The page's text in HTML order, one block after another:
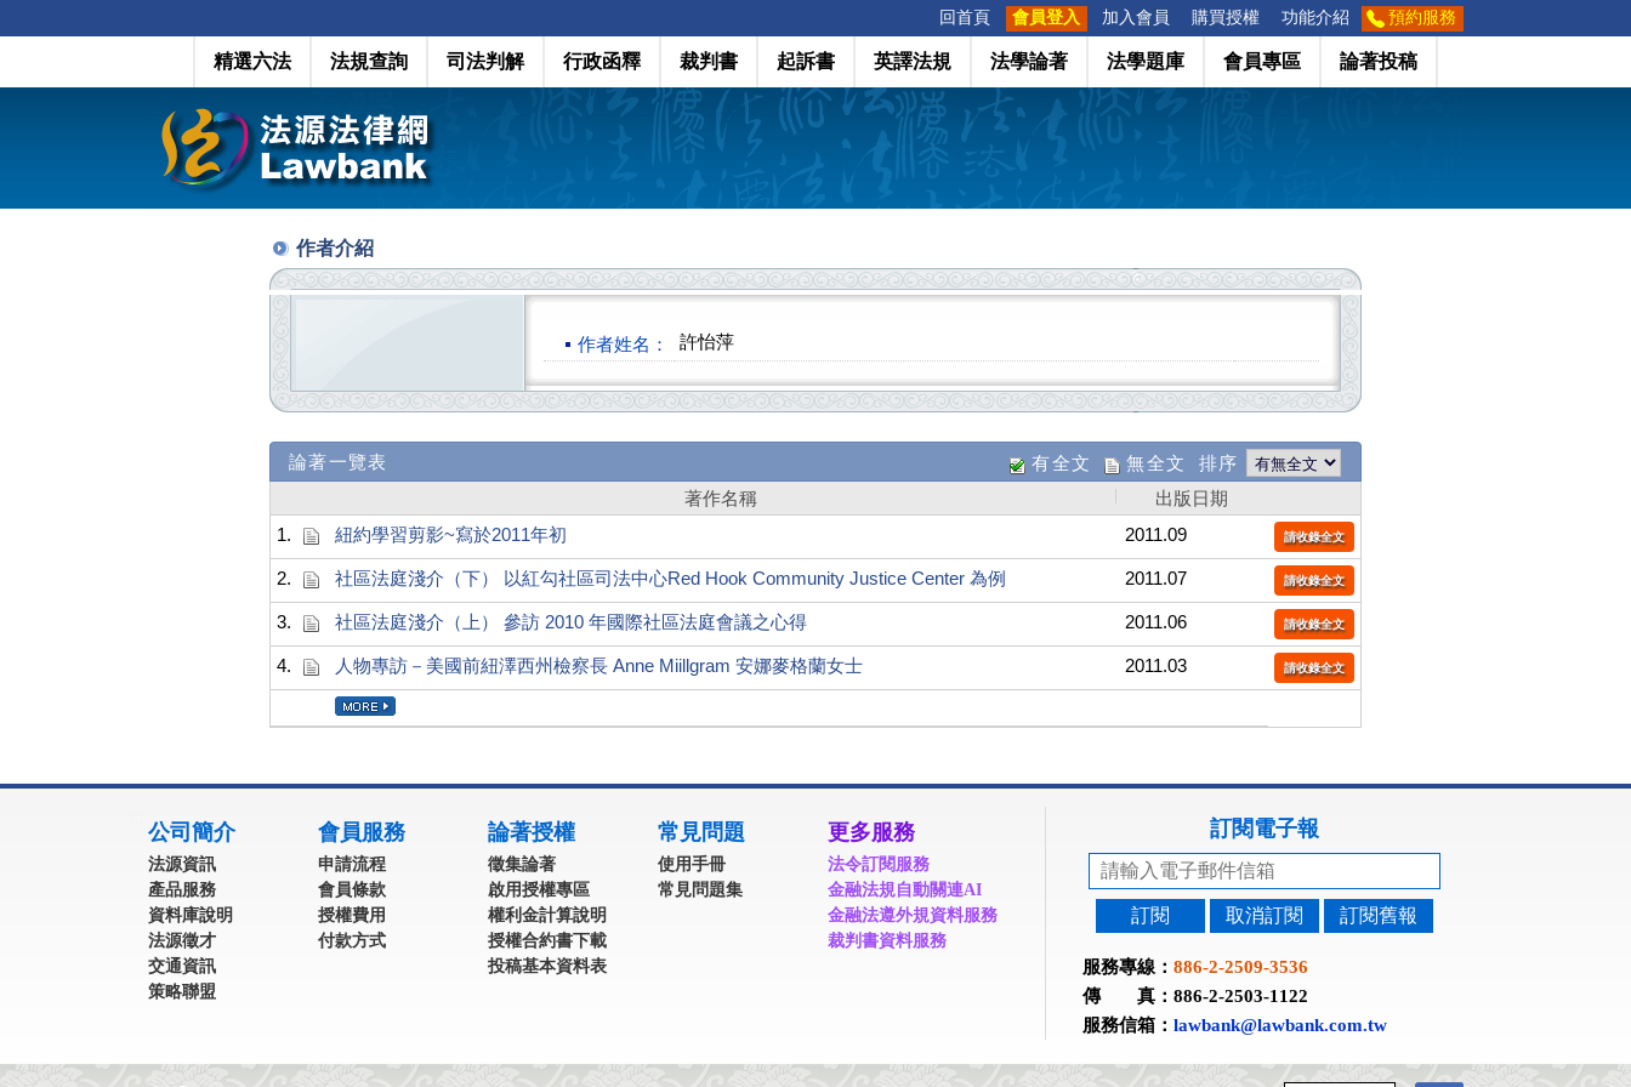
回首頁 會員登入 加入會員 購買授權 功能介紹 預約服務
精選六法 法規查詢 司法判解 行政函釋 裁判書 起訴書 英譯法規 法學論著 法學題庫 會員專區 論著投稿
作者介紹
作者姓名： 許怡萍
論著一覽表 有全文 無全文 排序
著作名稱
出版日期
1.
紐約學習剪影~寫於2011年初 2011.09 請收錄全文
2. 社區法庭淺介（下） 以紅勾社區司法中心Red Hook Community Justice Center 為例 2011.07 請收錄全文
3. 社區法庭淺介（上） 參訪 2010 年國際社區法庭會議之心得 2011.06 請收錄全文
4. 人物專訪－美國前紐澤西州檢察長 Anne Miillgram 安娜麥格蘭女士 2011.03 請收錄全文
公司簡介
法源資訊
產品服務
資料庫說明
法源徵才
交通資訊
策略聯盟
會員服務
申請流程
會員條款
授權費用
付款方式
論著授權
徵集論著
啟用授權專區
權利金計算說明
授權合約書下載
投稿基本資料表
常見問題
使用手冊
常見問題集
更多服務
法令訂閱服務
金融法規自動關連AI
金融法遵外規資料服務
裁判書資料服務
訂閱電子報
訂閱 取消訂閱 訂閱舊報
服務專線： 886-2-2509-3536
傳 真：886-2-2503-1122
服務信箱： lawbank@lawbank.com.tw